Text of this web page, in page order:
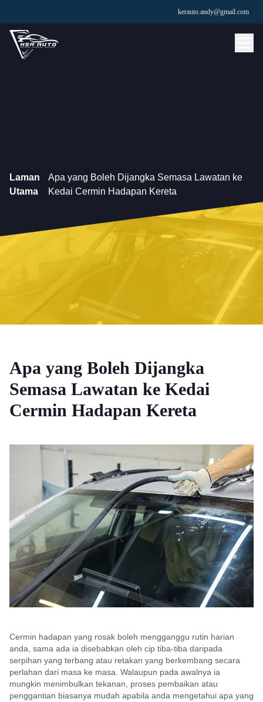
kerauto.andy@gmail.com
Laman
Utama
Apa yang Boleh Dijangka Semasa Lawatan ke
Kedai Cermin Hadapan Kereta
Apa yang Boleh Dijangka
Semasa Lawatan ke Kedai
Cermin Hadapan Kereta
Cermin hadapan yang rosak boleh mengganggu rutin harian
anda, sama ada ia disebabkan oleh cip tiba-tiba daripada
serpihan yang terbang atau retakan yang berkembang secara
perlahan dari masa ke masa. Walaupun pada awalnya ia
mungkin menimbulkan tekanan, proses pembaikan atau
penggantian biasanya mudah apabila anda mengetahui apa yang